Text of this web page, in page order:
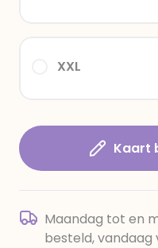
XXL
Kaart
Maandag tot en
besteld, vandaag